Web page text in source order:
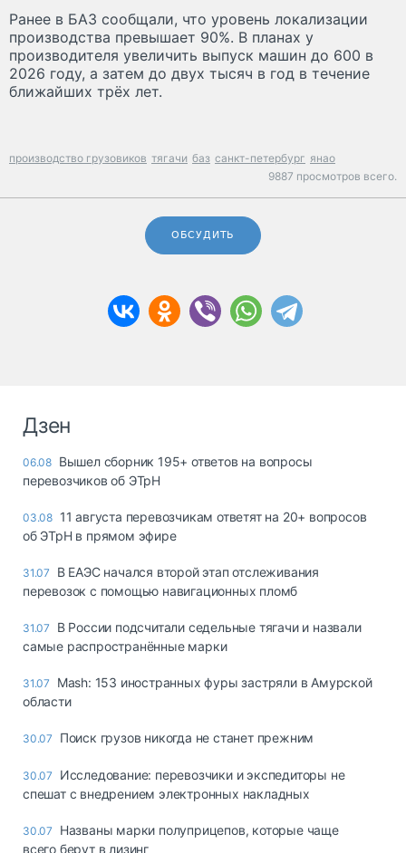
Ранее в БАЗ сообщали, что уровень локализации
производства превышает 90%. В планах у
производителя увеличить выпуск машин до 600 в
2026 году, а затем до двух тысяч в год в течение
ближайших трёх лет.
производство грузовиков тягачи баз санкт-петербург янао
9887 просмотров всего.
ОБСУДИТЬ
Дзен
06.08 Вышел сборник 195+ ответов на вопросы
перевозчиков об ЭТрН
03.08 11 августа перевозчикам ответят на 20+ вопросов
об ЭТрН в прямом эфире
31.07
В ЕАЭС начался второй этап отслеживания
перевозок с помощью навигационных пломб
31.07
В России подсчитали седельные тягачи и назвали
самые распространённые марки
31.07
Mash: 153 иностранных фуры застряли в Амурской
области
30.07 Поиск грузов никогда не станет прежним
30.07
Исследование: перевозчики и экспедиторы не
спешат с внедрением электронных накладных
30.07
Названы марки полуприцепов, которые чаще
всего берут в лизинг